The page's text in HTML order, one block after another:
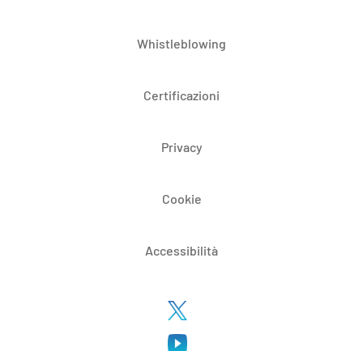
Whistleblowing
Certificazioni
Privacy
Cookie
Accessibilità